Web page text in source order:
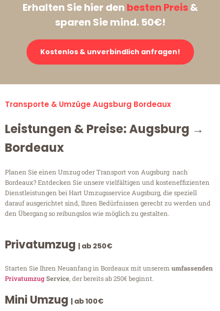
Erhalten Sie hier den besten Preis&
sparen Sie mind. 50€!
Kostenlos & unverbindlich anfragen!
Transporte & Umzüge Augsburg Bordeaux
Leistungen & Preise: Augsburg →
Bordeaux
Planen Sie einen Umzug oder Transport von Augsburg nach
Bordeaux? Entdecken Sie unsere vielfältigen und kosteneffizienten
Dienstleistungen bei Hart Umzugsservice Augsburg, die speziell
darauf ausgerichtet sind, Ihren Bedürfnissen gerecht zu werden und
den Übergang so reibungslos wie möglich zu gestalten.
Privatumzug | ab 250€
Starten Sie Ihren Neuanfang in Bordeaux mit unserem umfassenden
PrivatumzugService, der bereits ab 250€ beginnt.
Mini Umzug | ab 100€